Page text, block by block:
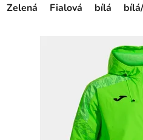
Zelená Fialová bílá